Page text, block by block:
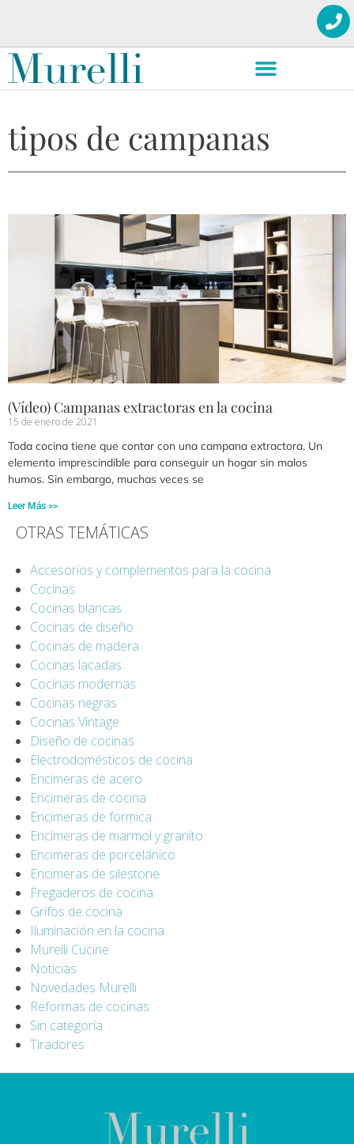
tipos de campanas
(Vídeo) Campanas extractoras en la cocina
15 de enero de 2021
Toda cocina tiene que contar con una campana extractora. Un
elemento imprescindible para conseguir un hogar sin malos
humos. Sin embargo, muchas veces se
Leer Más >>
OTRAS TEMÁTICAS
Accesorios y complementos para la cocina
Cocinas
Cocinas blancas
Cocinas de diseño
Cocinas de madera
Cocinas lacadas
Cocinas modernas
Cocinas negras
Cocinas Vintage
Diseño de cocinas
Electrodomésticos de cocina
Encimeras de acero
Encimeras de cocina
Encimeras de formica
Encimeras de marmol y granito
Encimeras de porcelánico
Encimeras de silestone
Fregaderos de cocina
Grifos de cocina
Iluminación en la cocina
Murelli Cucine
Noticias
Novedades Murelli
Reformas de cocinas
Sin categoría
Tiradores